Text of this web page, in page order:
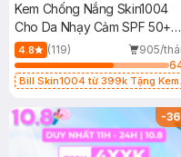
Kem Chống Nắng Skin1004
Cho Da Nhạy Cảm SPF 50+
50ml
4.8 (119)
905/
Bill Skin1004 từ 399k Tặng Kem
SPF 50+ 20ml (SL Có Hạn)
-36